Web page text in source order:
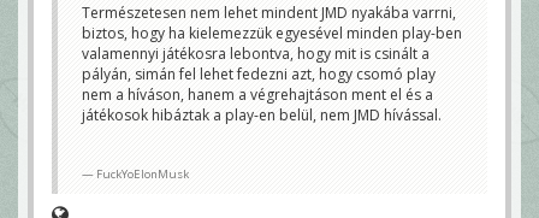
Természetesen nem lehet mindent JMD nyakába varrni,
biztos, hogy ha kielemezzük egyesével minden play-ben
valamennyi játékosra lebontva, hogy mit is csinált a
pályán, simán fel lehet fedezni azt, hogy csomó play
nem a híváson, hanem a végrehajtáson ment el és a
játékosok hibáztak a play-en belül, nem JMD hívással.
FuckYoElonMusk